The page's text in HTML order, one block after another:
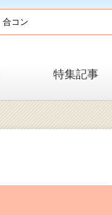
特集記事